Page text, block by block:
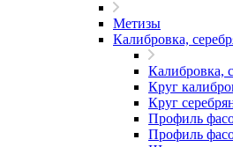
Метизы
Калибровка,
Калибровка,
Круг
Круг
Профиль
Профиль